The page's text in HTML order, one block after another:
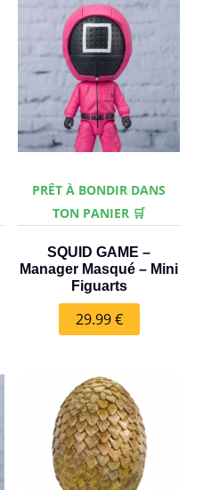
PRÊT À BONDIR DANS
TON PANIER 🛒
SQUID GAME –
Manager Masqué – Mini
Figuarts
29.99€